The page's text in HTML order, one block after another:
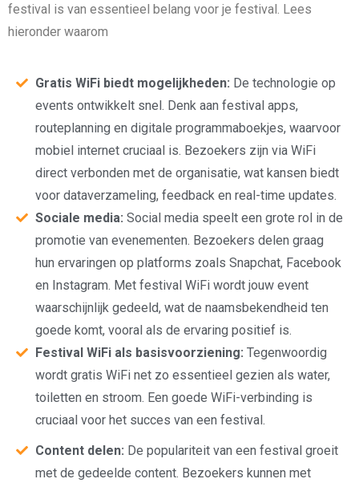
festival is van essentieel belang voor je festival. Lees
hieronder waarom
Gratis WiFi biedt mogelijkheden: De technologie op
events ontwikkelt snel. Denk aan festival apps,
routeplanning en digitale programmaboekjes, waarvoor
mobiel internet cruciaal is. Bezoekers zijn via WiFi
direct verbonden met de organisatie, wat kansen biedt
voor dataverzameling, feedback en real-time updates.
Sociale media: Social media speelt een grote rol in de
promotie van evenementen. Bezoekers delen graag
hun ervaringen op platforms zoals Snapchat, Facebook
en Instagram. Met festival WiFi wordt jouw event
waarschijnlijk gedeeld, wat de naamsbekendheid ten
goede komt, vooral als de ervaring positief is.
Festival WiFi als basisvoorziening: Tegenwoordig
wordt gratis WiFi net zo essentieel gezien als water,
toiletten en stroom. Een goede WiFi-verbinding is
cruciaal voor het succes van een festival.
Content delen: De populariteit van een festival groeit
met de gedeelde content. Bezoekers kunnen met